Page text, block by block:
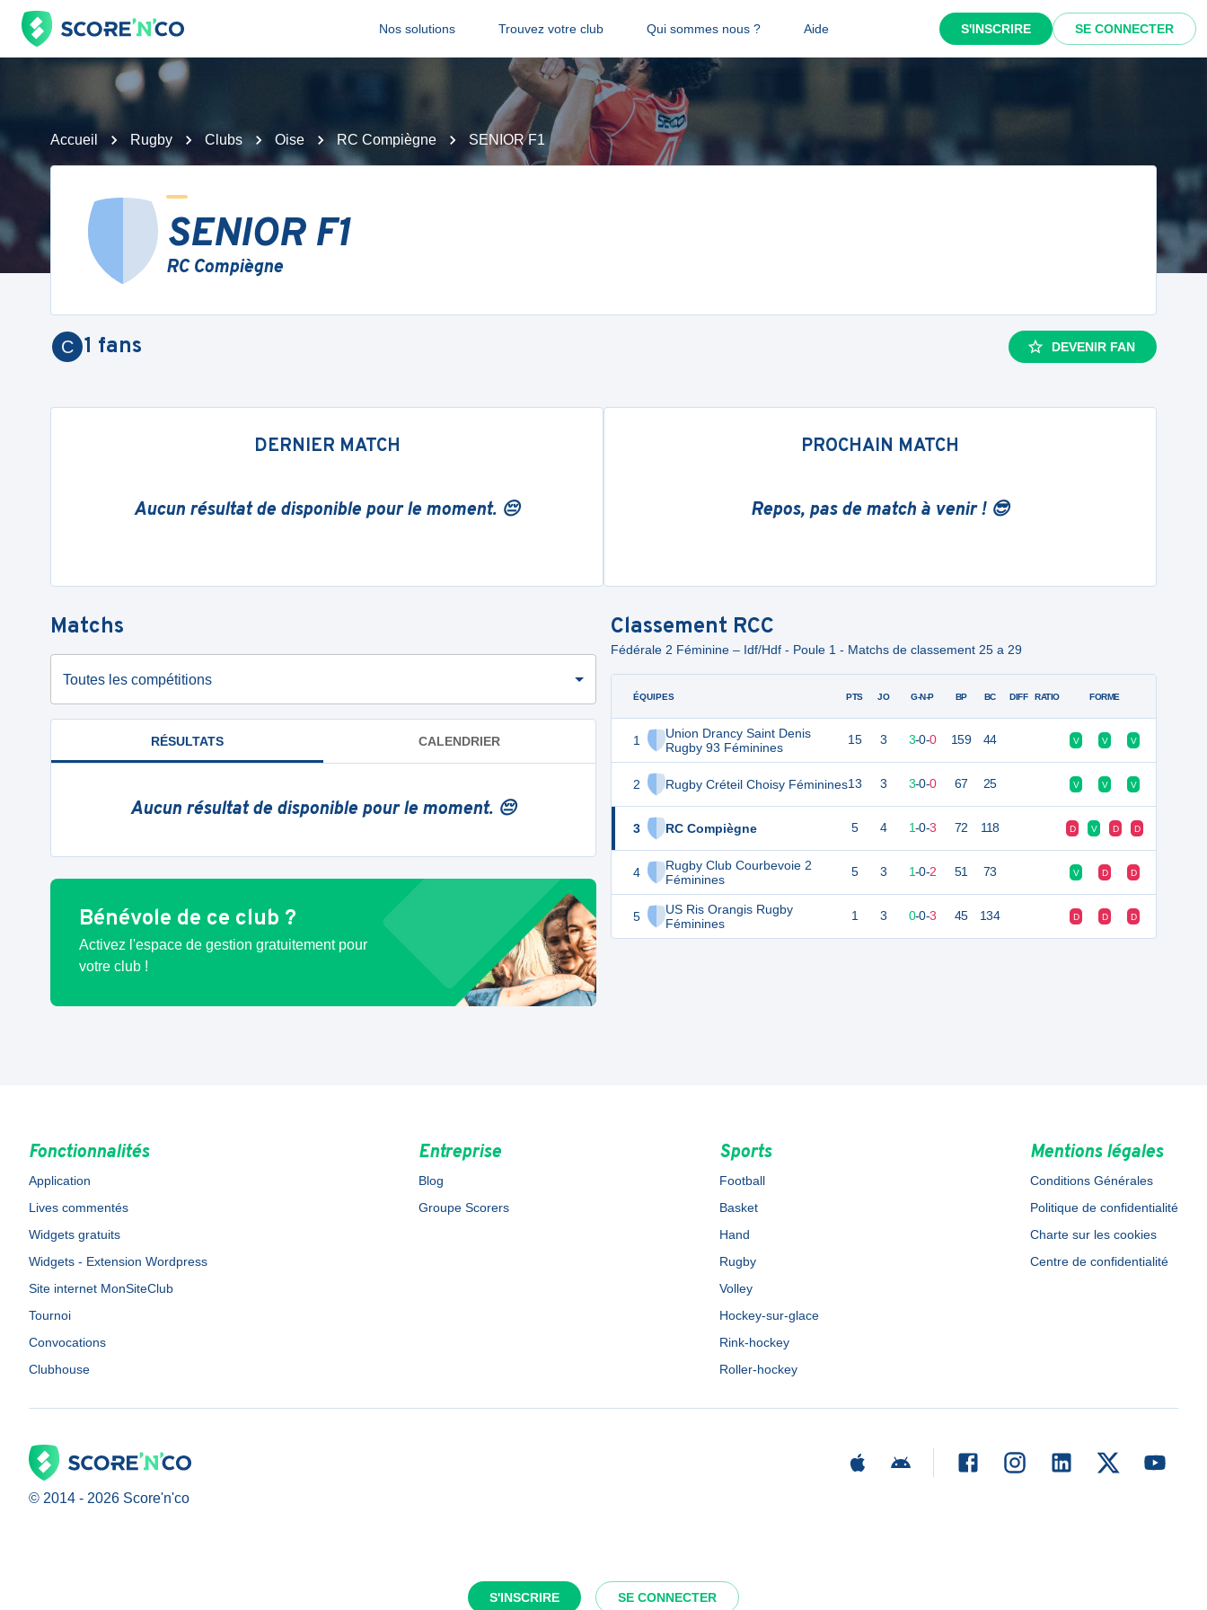
Nos solutions Trouvez votre club Qui sommes nous ? Aide S'INSCRIRE SE CONNECTER
S'INSCRIRE SE CONNECTER
Accueil Rugby Clubs Oise RC Compiègne SENIOR F1
SENIOR F1
RC Compiègne
C 1 fans DEVENIR FAN
DERNIER MATCH
Aucun résultat de disponible pour le moment. 😔
PROCHAIN MATCH
Repos, pas de match à venir ! 😎
Matchs
Toutes les compétitions
RÉSULTATS CALENDRIER
Aucun résultat de disponible pour le moment. 😔
Bénévole de ce club ?
Activez l'espace de gestion gratuitement pour
votre club !
Classement RCC
Fédérale 2 Féminine – Idf/Hdf - Poule 1 - Matchs de classement 25 a 29
ÉQUIPES
1
Union Drancy Saint Denis
Rugby 93 Féminines
2 Rugby Créteil Choisy Féminines
3 RC Compiègne
4
Rugby Club Courbevoie 2
Féminines
5
US Ris Orangis Rugby
Féminines
PTS JO G-N-P BP BC DIFF RATIO FORME
15 3 3-0-0 159 44 V V V
13 3 3-0-0 67 25 V V V
5 4 1-0-3 72 118 D V D D
5 3 1-0-2 51 73 V D D
1 3 0-0-3 45 134 D D D
Fonctionnalités
Application
Lives commentés
Widgets gratuits
Widgets - Extension Wordpress
Site internet MonSiteClub
Tournoi
Convocations
Clubhouse
Entreprise
Blog
Groupe Scorers
Sports
Football
Basket
Hand
Rugby
Volley
Hockey-sur-glace
Rink-hockey
Roller-hockey
Mentions légales
Conditions Générales
Politique de confidentialité
Charte sur les cookies
Centre de confidentialité
© 2014 - 2026 Score'n'co